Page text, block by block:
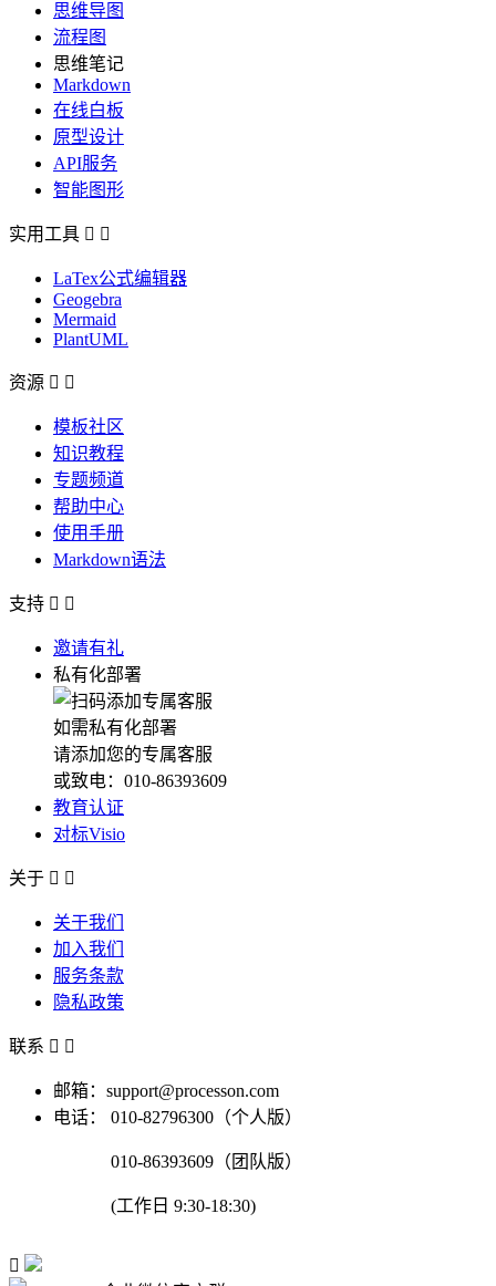
思维导图
流程图
思维笔记
Markdown
在线白板
原型设计
API服务
智能图形
实用工具  
LaTex公式编辑器
Geogebra
Mermaid
PlantUML
资源  
模板社区
知识教程
专题频道
帮助中心
使用手册
Markdown语法
支持  
邀请有礼
私有化部署
如需私有化部署
请添加您的专属客服
或致电：010-86393609
教育认证
对标Visio
关于  
关于我们
加入我们
服务条款
隐私政策
联系  
邮箱：support@processon.com
电话：
010-82796300（个人版）
010-86393609（团队版）
(工作日 9:30-18:30)
